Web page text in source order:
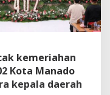
kemeriahan
Kota Manado
kepala daerah